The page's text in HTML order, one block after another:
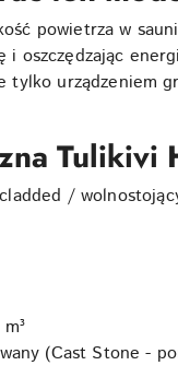
powietrza w
oszczędzając
tylko urządzeniem
Tulikivi
/
(Cast Stone -